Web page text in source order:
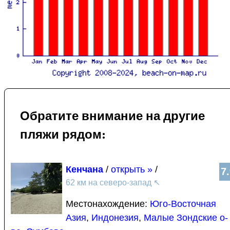
Обратите внимание на другие
пляжи рядом:
Кенчана / открыть » /
62 км на северо-запад ↖
Местонахождение: Юго-Восточная
Азия, Индонезия, Малые Зондские о-